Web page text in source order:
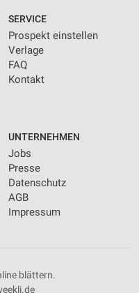
SERVICE
Prospekt einstellen
Verlage
FAQ
Kontakt
UNTERNEHMEN
Jobs
Presse
Datenschutz
AGB
Impressum
blättern.